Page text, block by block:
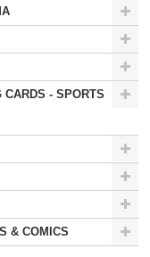
CARDS - SPORTS
& COMICS